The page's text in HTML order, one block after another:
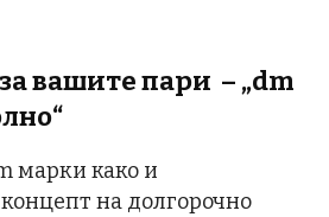
вашите пари – „dm
марки како и
на долгорочно